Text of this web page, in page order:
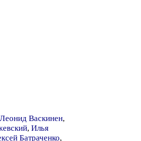
Леонид Васкинен,
, Илья
Батраченко,